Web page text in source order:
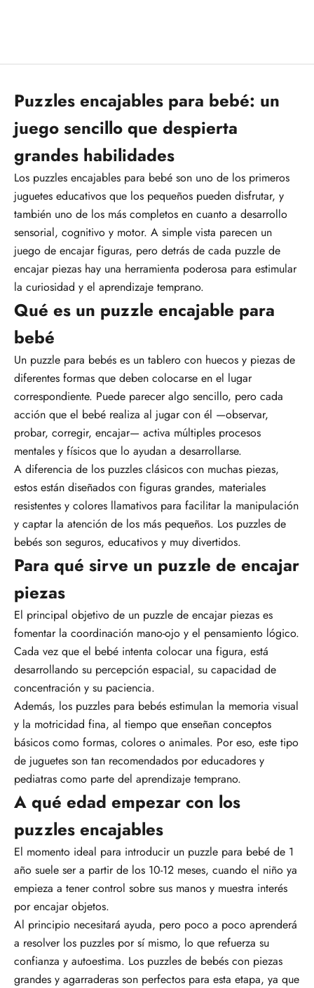
Puzzles encajables para bebé: un
juego sencillo que despierta
grandes habilidades
Los puzzles encajables para bebé son uno de los primeros
juguetes educativos que los pequeños pueden disfrutar, y
también uno de los más completos en cuanto a desarrollo
sensorial, cognitivo y motor. A simple vista parecen un
juego de encajar figuras, pero detrás de cada puzzle de
encajar piezas hay una herramienta poderosa para estimular
la curiosidad y el aprendizaje temprano.
Qué es un puzzle encajable para
bebé
Un puzzle para bebés es un tablero con huecos y piezas de
diferentes formas que deben colocarse en el lugar
correspondiente. Puede parecer algo sencillo, pero cada
acción que el bebé realiza al jugar con él —observar,
probar, corregir, encajar— activa múltiples procesos
mentales y físicos que lo ayudan a desarrollarse.
A diferencia de los puzzles clásicos con muchas piezas,
estos están diseñados con figuras grandes, materiales
resistentes y colores llamativos para facilitar la manipulación
y captar la atención de los más pequeños. Los puzzles de
bebés son seguros, educativos y muy divertidos.
Para qué sirve un puzzle de encajar
piezas
El principal objetivo de un puzzle de encajar piezas es
fomentar la coordinación mano-ojo y el pensamiento lógico.
Cada vez que el bebé intenta colocar una figura, está
desarrollando su percepción espacial, su capacidad de
concentración y su paciencia.
Además, los puzzles para bebés estimulan la memoria visual
y la motricidad fina, al tiempo que enseñan conceptos
básicos como formas, colores o animales. Por eso, este tipo
de juguetes son tan recomendados por educadores y
pediatras como parte del aprendizaje temprano.
A qué edad empezar con los
puzzles encajables
El momento ideal para introducir un puzzle para bebé de 1
año suele ser a partir de los 10-12 meses, cuando el niño ya
empieza a tener control sobre sus manos y muestra interés
por encajar objetos.
Al principio necesitará ayuda, pero poco a poco aprenderá
a resolver los puzzles por sí mismo, lo que refuerza su
confianza y autoestima. Los puzzles de bebés con piezas
grandes y agarraderas son perfectos para esta etapa, ya que